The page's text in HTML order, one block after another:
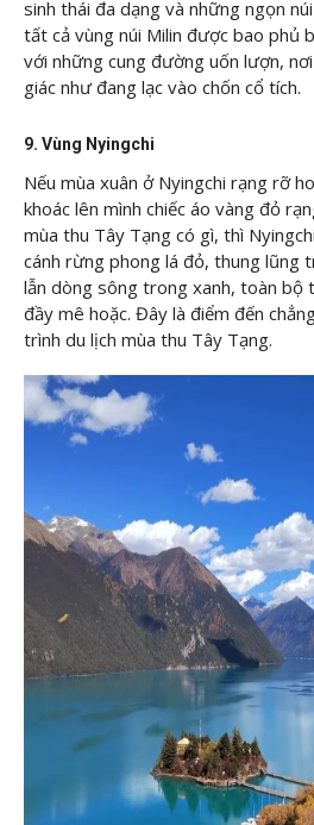
sinh thái đa dạng và những ngọn
tất cả vùng núi Milin được bao phủ
với những cung đường uốn lượn,
giác như đang lạc vào chốn cổ tích.
9. Vùng Nyingchi
Nếu mùa xuân ở Nyingchi rạng rỡ
khoác lên mình chiếc áo vàng đỏ
mùa thu Tây Tạng có gì, thì
cánh rừng phong lá đỏ, thung lũng
lẫn dòng sông trong xanh, toàn bộ
đầy mê hoặc. Đây là điểm đến
trình du lịch mùa thu Tây Tạng.